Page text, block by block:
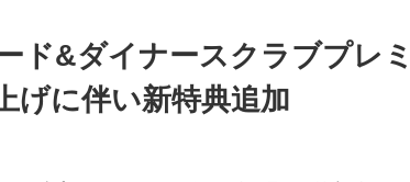
ド&ダイナースクラブプレミ
げに伴い新特典追加